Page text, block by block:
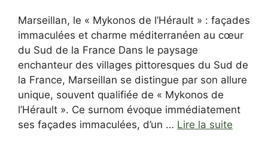
Marseillan, le « Mykonos de l’Hérault » : façades
immaculées et charme méditerranéen au cœur
du Sud de la France Dans le paysage
enchanteur des villages pittoresques du Sud de
la France, Marseillan se distingue par son allure
unique, souvent qualifiée de « Mykonos de
l’Hérault ». Ce surnom évoque immédiatement
ses façades immaculées, d’un … Lire la suite